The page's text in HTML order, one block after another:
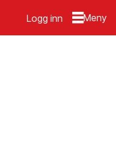
Logg inn